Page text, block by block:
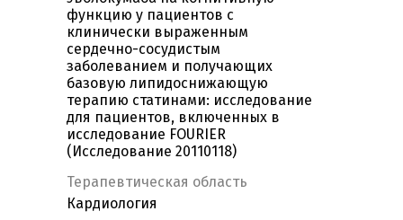
функцию у пациентов с
клинически выраженным
сердечно-сосудистым
заболеванием и получающих
базовую липидоснижающую
терапию статинами: исследование
для пациентов, включенных в
исследование FOURIER
(Исследование 20110118)
Терапевтическая область
Кардиология